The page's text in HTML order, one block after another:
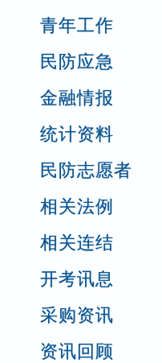
青年工作
民防应急
金融情报
统计资料
民防志愿者
相关法例
相关连结
开考讯息
采购资讯
资讯回顾